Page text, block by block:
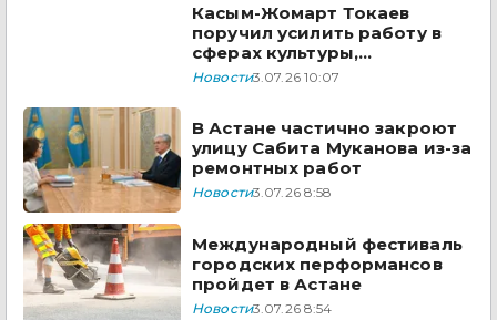
Касым-Жомарт Токаев
поручил усилить работу в
сферах культуры,
информации и соцразвития
Новости3.07.26 10:07
В Астане частично закроют
улицу Сабита Муканова из-за
ремонтных работ
Новости3.07.26 8:58
Международный фестиваль
городских перформансов
пройдет в Астане
Новости3.07.26 8:54